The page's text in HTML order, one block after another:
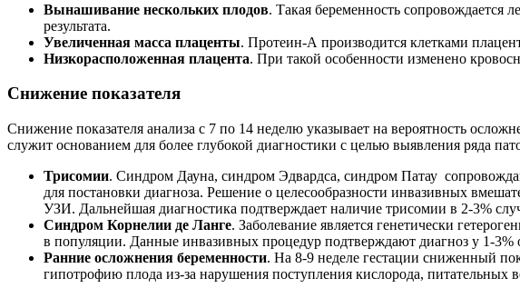
Вынашивание нескольких плодов. Такая беременность
результата.
Увеличенная масса плаценты. Протеин-А производится клетками
Низкорасположенная плацента. При такой особенности изменено
Снижение показателя
Снижение показателя анализа с 7 по 14 неделю указывает на вероятность
служит основанием для более глубокой диагностики с целью выявления ряда
Трисомии. Синдром Дауна, синдром Эдвардса, синдром Патау
для постановки диагноза. Решение о целесообразности инвазивных
УЗИ. Дальнейшая диагностика подтверждает наличие трисомии в 2-3%
Синдром Корнелии де Ланге. Заболевание является генетически
в популяции. Данные инвазивных процедур подтверждают диагноз у 1-
Ранние осложнения беременности. На 8-9 неделе гестации сниженный
гипотрофию плода из-за нарушения поступления кислорода, питательных